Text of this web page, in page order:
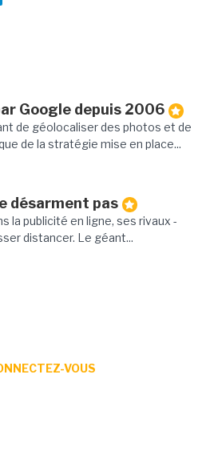
Google depuis 2006
de géolocaliser des photos et de
de la stratégie mise en place...
désarment pas
la publicité en ligne, ses rivaux -
distancer. Le géant...
VOUS